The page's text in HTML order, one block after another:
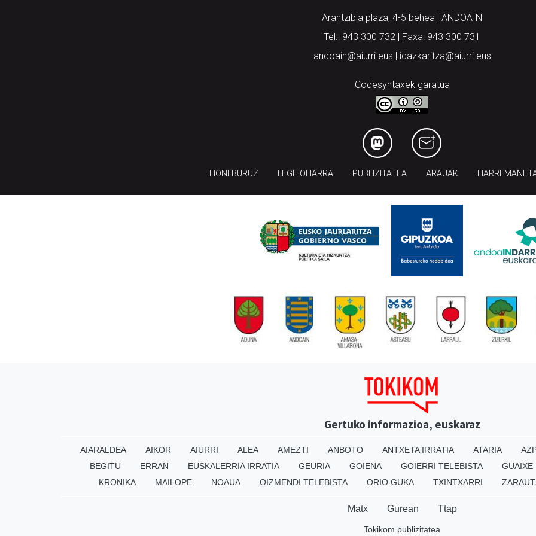
Arantzibia plaza, 4-5 behea | ANDOAIN
Tel.: 943 300 732 | Faxa: 943 300 731
andoain@aiurri.eus | idazkaritza@aiurri.eus
Codesyntaxek garatua
HONI BURUZ LEGE OHARRA PUBLIZITATEA ARAUAK
Gertuko informazioa, euskaraz
AIARALDEA AIKOR AIURRI ALEA AMEZTI ANBOTO ANTXETA IRRATIA ATARIA
BEGITU
ERRAN EUSKALERRIA IRRATIA GEURIA GOIENA GOIERRI TELEBISTA GUAIXE
KRONIKA
MAILOPE NOAUA OIZMENDI TELEBISTA ORIO GUKA TXINTXARRI
Matx Gurean Ttap
Tokikom publizitatea